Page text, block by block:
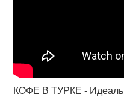
КОФЕ В ТУРКЕ -